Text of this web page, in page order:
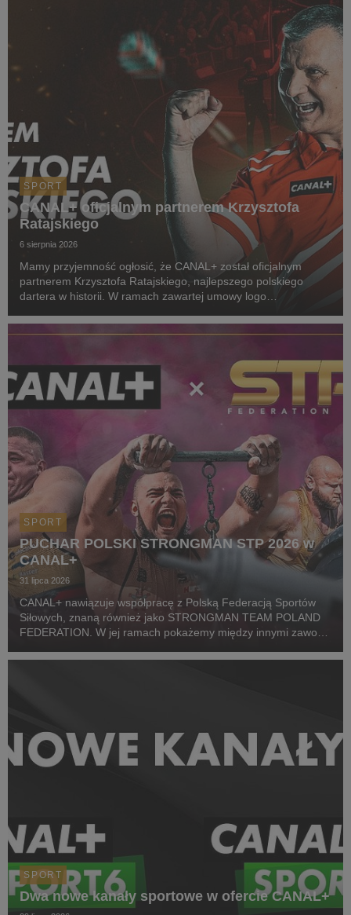
SPORT
CANAL+ oficjalnym partnerem Krzysztofa
Ratajskiego
6 sierpnia 2026
Mamy przyjemność ogłosić, że CANAL+ został oficjalnym
partnerem Krzysztofa Ratajskiego, najlepszego polskiego
dartera w historii. W ramach zawartej umowy logo
startowych naszego zawodnika podczas
SPORT
PUCHAR POLSKI STRONGMAN STP 2026 w
CANAL+
31 lipca 2026
CANAL+ nawiązuje współpracę z Polską Federacją Sportów
Siłowych, znaną również jako STRONGMAN TEAM POLAND
FEDERATION. W jej ramach pokażemy między innymi zawody
Pierwszym wydarzeniem prezentowanym w CANAL+ SPORT 5
SPORT
Dwa nowe kanały sportowe w ofercie CANAL+